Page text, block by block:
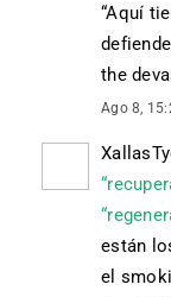
“Aquí
the
Ago 8,
están
el